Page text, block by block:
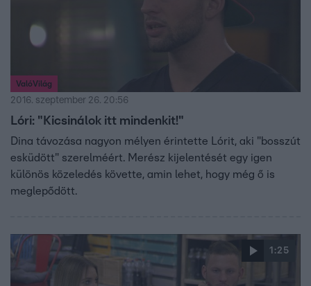
ValóVilág
2016. szeptember 26. 20:56
Lóri: "Kicsinálok itt mindenkit!"
Dina távozása nagyon mélyen érintette Lórit, aki "bosszút
esküdött" szerelméért. Merész kijelentését egy igen
különös közeledés követte, amin lehet, hogy még ő is
meglepődött.
1:25